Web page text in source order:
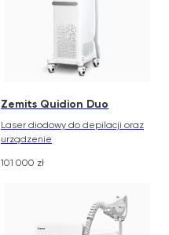
Zemits Quidion Duo
Laser diodowy do depilacji oraz
urządzenie
101 000 zł